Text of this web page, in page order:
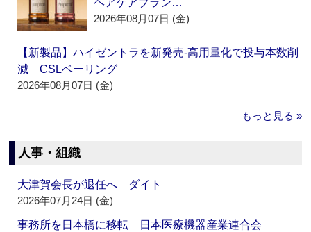
ヘアケアブラン…
2026年08月07日 (金)
【新製品】ハイゼントラを新発売‐高用量化で投与本数削
減 CSLベーリング
2026年08月07日 (金)
もっと見る »
人事・組織
大津賀会長が退任へ ダイト
2026年07月24日 (金)
事務所を日本橋に移転 日本医療機器産業連合会